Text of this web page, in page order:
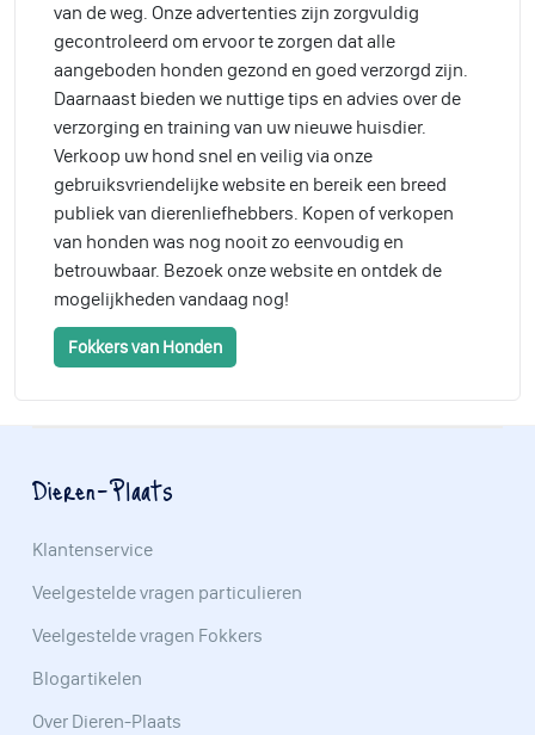
van de weg. Onze advertenties zijn zorgvuldig
gecontroleerd om ervoor te zorgen dat alle
aangeboden honden gezond en goed verzorgd zijn.
Daarnaast bieden we nuttige tips en advies over de
verzorging en training van uw nieuwe huisdier.
Verkoop uw hond snel en veilig via onze
gebruiksvriendelijke website en bereik een breed
publiek van dierenliefhebbers. Kopen of verkopen
van honden was nog nooit zo eenvoudig en
betrouwbaar. Bezoek onze website en ontdek de
mogelijkheden vandaag nog!
Fokkers van Honden
Dieren-Plaats
Klantenservice
Veelgestelde vragen particulieren
Veelgestelde vragen Fokkers
Blogartikelen
Over Dieren-Plaats